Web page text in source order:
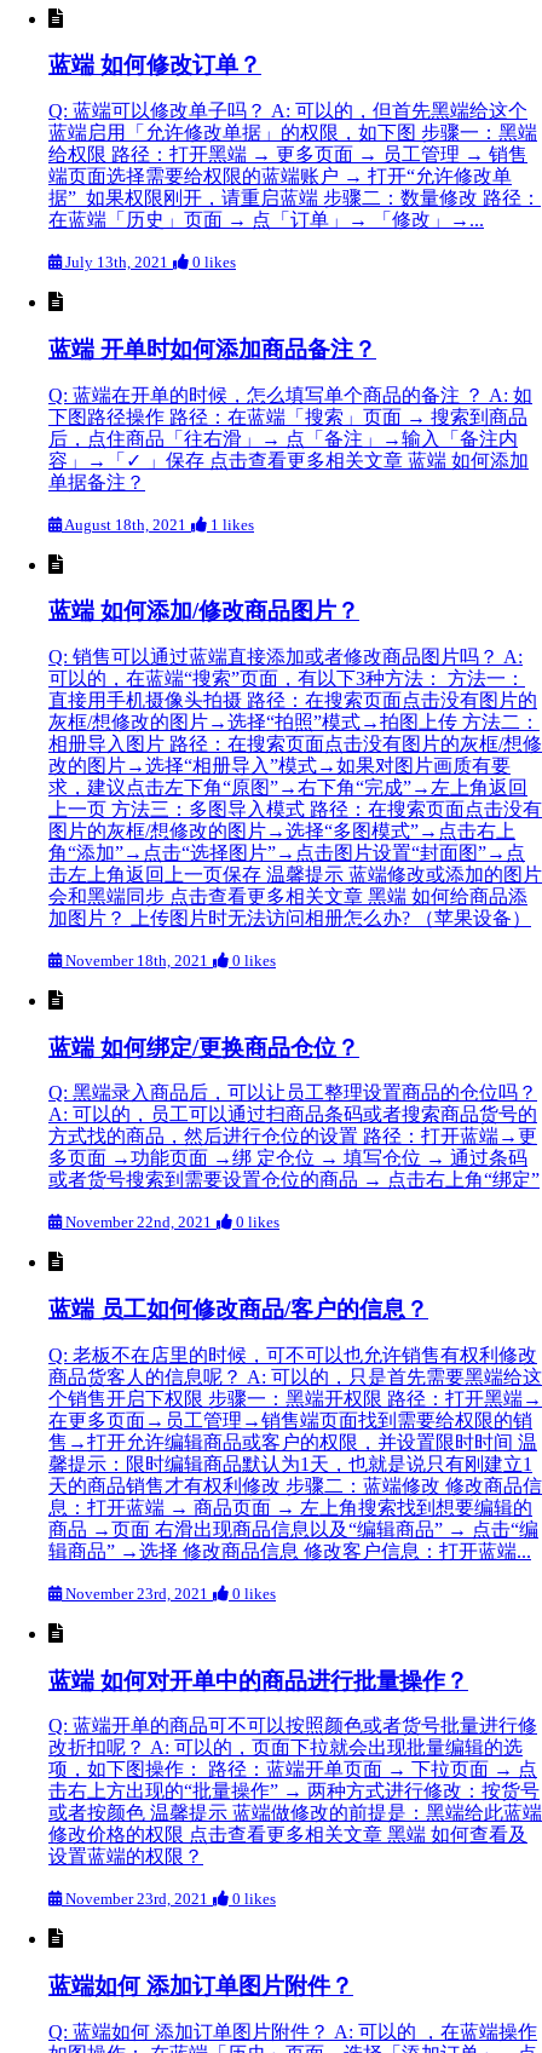
蓝端 如何修改订单？
Q: 蓝端可以修改单子吗？ A: 可以的，但首先黑端给这个
蓝端启用「允许修改单据」的权限，如下图 步骤一：黑端
给权限 路径：打开黑端 → 更多页面 → 员工管理 → 销售
端页面选择需要给权限的蓝端账户 → 打开“允许修改单
据” 如果权限刚开，请重启蓝端 步骤二：数量修改 路径：
在蓝端「历史」页面 → 点「订单」→ 「修改」→...
July 13th, 2021 0 likes
蓝端 开单时如何添加商品备注？
Q: 蓝端在开单的时候，怎么填写单个商品的备注 ？ A: 如
下图路径操作 路径：在蓝端「搜索」页面 → 搜索到商品
后，点住商品「往右滑」→ 点「备注」→输入「备注内
容」→「✓ 」保存 点击查看更多相关文章 蓝端 如何添加
单据备注？
August 18th, 2021 1 likes
蓝端 如何添加/修改商品图片？
Q: 销售可以通过蓝端直接添加或者修改商品图片吗？ A:
可以的，在蓝端“搜索”页面，有以下3种方法： 方法一：
直接用手机摄像头拍摄 路径：在搜索页面点击没有图片的
灰框/想修改的图片→选择“拍照”模式→拍图上传 方法二：
相册导入图片 路径：在搜索页面点击没有图片的灰框/想修
改的图片→选择“相册导入”模式→如果对图片画质有要
求，建议点击左下角“原图”→右下角“完成”→左上角返回
上一页 方法三：多图导入模式 路径：在搜索页面点击没有
图片的灰框/想修改的图片→选择“多图模式”→点击右上
角“添加”→点击“选择图片”→点击图片设置“封面图”→点
击左上角返回上一页保存 温馨提示 蓝端修改或添加的图片
会和黑端同步 点击查看更多相关文章 黑端 如何给商品添
加图片？ 上传图片时无法访问相册怎么办? （苹果设备）
November 18th, 2021 0 likes
蓝端 如何绑定/更换商品仓位？
Q: 黑端录入商品后，可以让员工整理设置商品的仓位吗？
A: 可以的，员工可以通过扫商品条码或者搜索商品货号的
方式找的商品，然后进行仓位的设置 路径：打开蓝端→更
多页面 →功能页面 →绑 定仓位 → 填写仓位 → 通过条码
或者货号搜索到需要设置仓位的商品 → 点击右上角“绑定”
November 22nd, 2021 0 likes
蓝端 员工如何修改商品/客户的信息？
Q: 老板不在店里的时候，可不可以也允许销售有权利修改
商品货客人的信息呢？ A: 可以的，只是首先需要黑端给这
个销售开启下权限 步骤一：黑端开权限 路径：打开黑端→
在更多页面→员工管理→销售端页面找到需要给权限的销
售→打开允许编辑商品或客户的权限，并设置限时时间 温
馨提示：限时编辑商品默认为1天，也就是说只有刚建立1
天的商品销售才有权利修改 步骤二：蓝端修改 修改商品信
息：打开蓝端 → 商品页面 → 左上角搜索找到想要编辑的
商品 →页面 右滑出现商品信息以及“编辑商品” → 点击“编
辑商品” →选择 修改商品信息 修改客户信息：打开蓝端...
November 23rd, 2021 0 likes
蓝端 如何对开单中的商品进行批量操作？
Q: 蓝端开单的商品可不可以按照颜色或者货号批量进行修
改折扣呢？ A: 可以的，页面下拉就会出现批量编辑的选
项，如下图操作： 路径：蓝端开单页面 → 下拉页面 → 点
击右上方出现的“批量操作” → 两种方式进行修改：按货号
或者按颜色 温馨提示 蓝端做修改的前提是：黑端给此蓝端
修改价格的权限 点击查看更多相关文章 黑端 如何查看及
设置蓝端的权限？
November 23rd, 2021 0 likes
蓝端如何 添加订单图片附件？
Q: 蓝端如何 添加订单图片附件？ A: 可以的 ，在蓝端操作